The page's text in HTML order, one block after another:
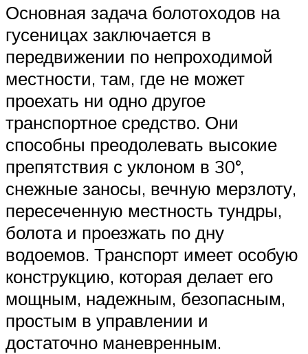
Основная задача болотоходов на
гусеницах заключается в
передвижении по непроходимой
местности, там, где не может
проехать ни одно другое
транспортное средство. Они
способны преодолевать высокие
препятствия с уклоном в 30°,
снежные заносы, вечную мерзлоту,
пересеченную местность тундры,
болота и проезжать по дну
водоемов. Транспорт имеет особую
конструкцию, которая делает его
мощным, надежным, безопасным,
простым в управлении и
достаточно маневренным.